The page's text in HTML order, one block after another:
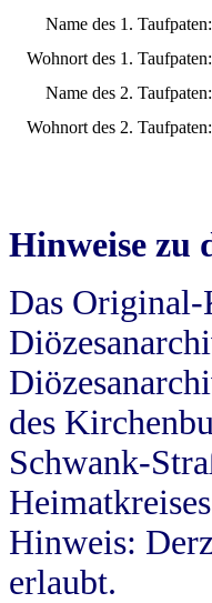
Name des 1. Taufpaten:
Wohnort des 1. Taufpaten:
Name des 2. Taufpaten:
Wohnort des 2. Taufpaten:
Hinweise zu
Das Original-
des
Schwank-
Hinweis:
erlaubt.